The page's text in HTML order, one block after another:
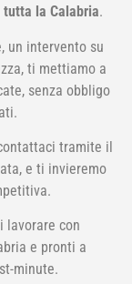
la Calabria.
un intervento su
ti mettiamo a
senza obbligo
tramite il
e ti invieremo
lavorare con
e pronti a
minute.